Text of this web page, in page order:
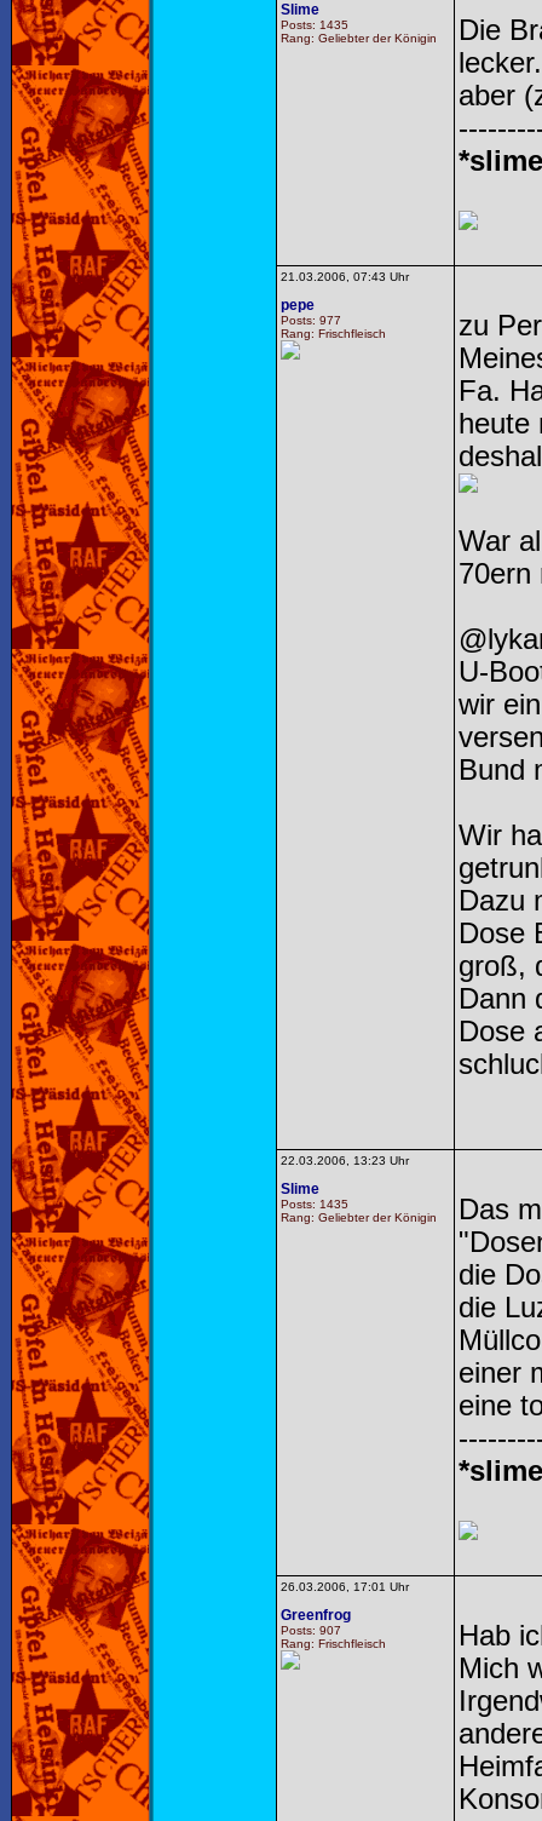
Slime
Posts: 1435
Rang: Geliebter der Königin
Die
aber
21.03.2006, 07:43 Uhr
pepe
Posts: 977
Rang: Frischfleisch
zu
Fa.
heute
War
70ern
U-
wir
Bund
Wir
Dazu
Dose
groß,
Dann
Dose
22.03.2006, 13:23 Uhr
Slime
Posts: 1435
Rang: Geliebter der Königin
Das
die
die
einer
eine
26.03.2006, 17:01 Uhr
Greenfrog
Posts: 907
Rang: Frischfleisch
Hab
Mich